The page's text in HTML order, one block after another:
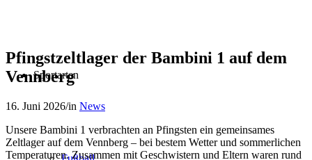
Sportarten
Pfingstzeltlager der Bambini 1 auf dem
Vennberg
16. Juni 2026/in News
Unsere Bambini 1 verbrachten an Pfingsten ein gemeinsames
Zeltlager auf dem Vennberg – bei bestem Wetter und sommerlichen
Temperaturen. Zusammen mit Geschwistern und Eltern waren rund